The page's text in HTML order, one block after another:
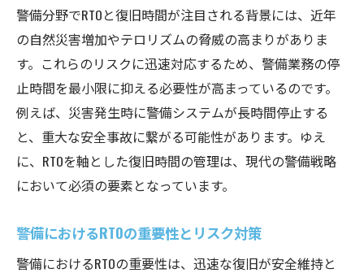
警備体制の再構築とRTO最適化の実例紹介
警備分野でRTOと復旧時間が注目される背景には、近年
の自然災害増加やテロリズムの脅威の高まりがありま
す。これらのリスクに迅速対応するため、警備業務の停
止時間を最小限に抑える必要性が高まっているのです。
例えば、災害発生時に警備システムが長時間停止する
と、重大な安全事故に繋がる可能性があります。ゆえ
に、RTOを軸とした復旧時間の管理は、現代の警備戦略
において必須の要素となっています。
警備におけるRTOの重要性とリスク対策
警備におけるRTOの重要性は、迅速な復旧が安全維持と